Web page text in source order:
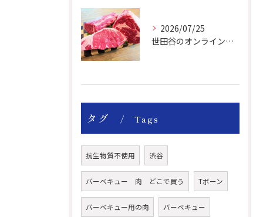
2026/07/25
世田谷のオンライン肉屋の輸入牛は特別です。
タグ Tags
抗生物質不使用 渋谷
バーベキュー 肉 どこで買う Tボーン
バーベキュー用の肉 バーベキュー